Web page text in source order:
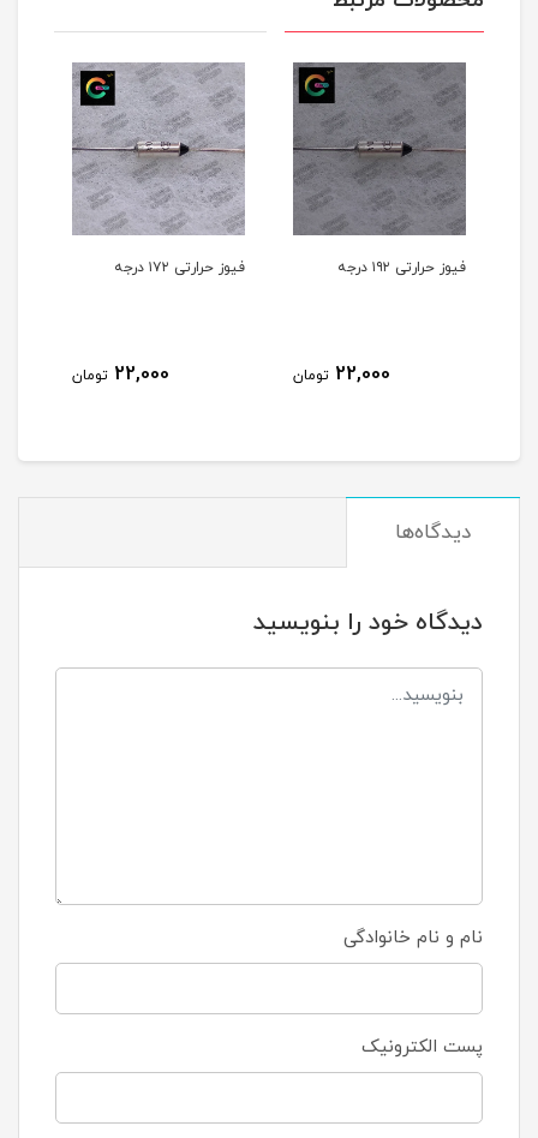
فیوز حرارتی ۱۷۲ درجه
22,000
فیوز حرارتی ۲۲۷ درجه
22,000
دیدگاه‌ها
دیدگاه خود را بنویسید
نام و نام خانوادگی
پست الکترونیک